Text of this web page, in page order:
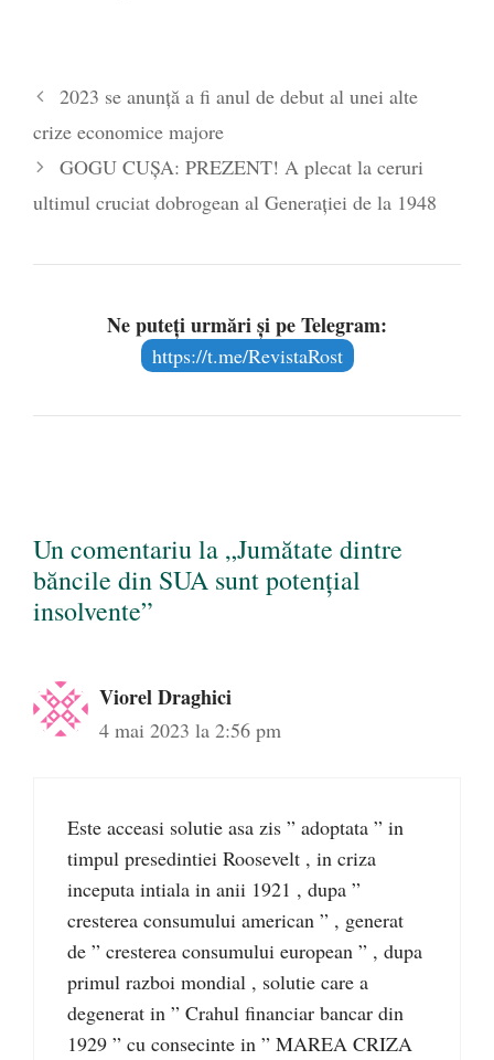
lucru ce s-a confirmat şi la
acestei noi recesiuni. BNR a
avut…
2023 se anunță a fi anul de debut al unei alte
crize economice majore
GOGU CUȘA: PREZENT! A plecat la ceruri
ultimul cruciat dobrogean al Generației de la 1948
Ne puteți urmări și pe Telegram:
https://t.me/RevistaRost
Un comentariu la „Jumătate dintre
băncile din SUA sunt potențial
insolvente”
Viorel Draghici
4 mai 2023 la 2:56 pm
Este acceasi solutie asa zis ” adoptata ” in
timpul presedintiei Roosevelt , in criza
inceputa intiala in anii 1921 , dupa ”
cresterea consumului american ” , generat
de ” cresterea consumului european ” , dupa
primul razboi mondial , solutie care a
degenerat in ” Crahul financiar bancar din
1929 ” cu consecinte in ” MAREA CRIZA